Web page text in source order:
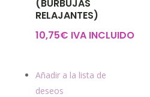
(BURBUJAS
RELAJANTES)
10,75€ IVA INCLUIDO
Añadir a la lista de
deseos